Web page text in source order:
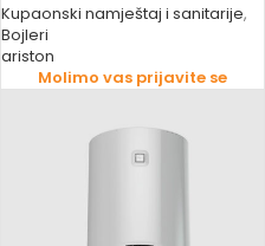
Kupaonski namještaj i sanitarije,
Bojleri
ariston
Molimo vas prijavite se